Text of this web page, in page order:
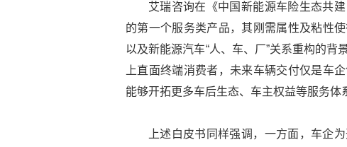
艾瑞咨询在《中国新能源车险生态共
的第一个服务类产品，其刚需属性及粘性
以及新能源汽车“人、车、厂”关系重构的
上直面终端消费者，未来车辆交付仅是车
能够开拓更多车后生态、车主权益等服务体
上述白皮书同样强调，一方面，车企